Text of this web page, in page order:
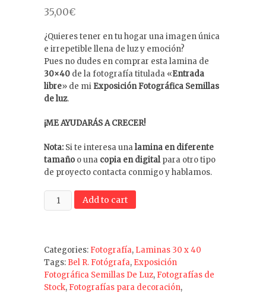
35,00€
¿Quieres tener en tu hogar una imagen única
e irrepetible llena de luz y emoción?
Pues no dudes en comprar esta lamina de
30×40 de la fotografía titulada «Entrada
libre» de mi Exposición Fotográfica Semillas
de luz.
¡ME AYUDARÁS A CRECER!
Nota: Si te interesa unalamina en diferente
tamaño o una copia en digitalpara otro tipo
de proyecto contacta conmigo y hablamos.
“ENTRADA
LIBRE”
30
X
40
quantity
Add to cart
Categories: Fotografía, Laminas 30 x 40
Tags: Bel R. Fotógrafa, Exposición
Fotográfica Semillas De Luz, Fotografías de
Stock, Fotografías para decoración,